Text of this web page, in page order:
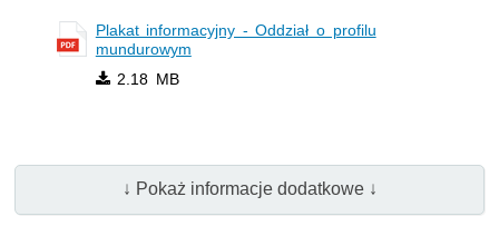
Plakat informacyjny - Oddział o profilu
mundurowym
2.18 MB
↓ Pokaż informacje dodatkowe ↓